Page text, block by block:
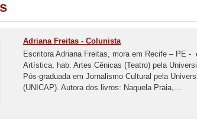
Adriana Freitas - Colunista
Escritora Adriana Freitas, mora em Recife – PE -
Artística, hab. Artes Cênicas (Teatro) pela
Pós-graduada em Jornalismo Cultural pela
(UNICAP). Autora dos livros: Naquela Praia,...